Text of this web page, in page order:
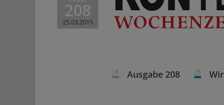
208
25.03.2015
Ausgabe 208